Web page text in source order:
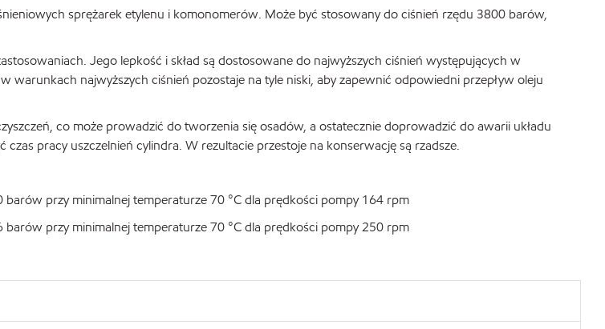
sprężarek etylenu i komonomerów. Może być stosowany do ciśnień rzędu 3800 barów,
Jego lepkość i skład są dostosowane do najwyższych ciśnień występujących w
warunkach najwyższych ciśnień pozostaje na tyle niski, aby zapewnić odpowiedni przepływ oleju
co może prowadzić do tworzenia się osadów, a ostatecznie doprowadzić do awarii układu
pracy uszczelnień cylindra. W rezultacie przestoje na konserwację są rzadsze.
przy minimalnej temperaturze 70 °C dla prędkości pompy 164 rpm
przy minimalnej temperaturze 70 °C dla prędkości pompy 250 rpm